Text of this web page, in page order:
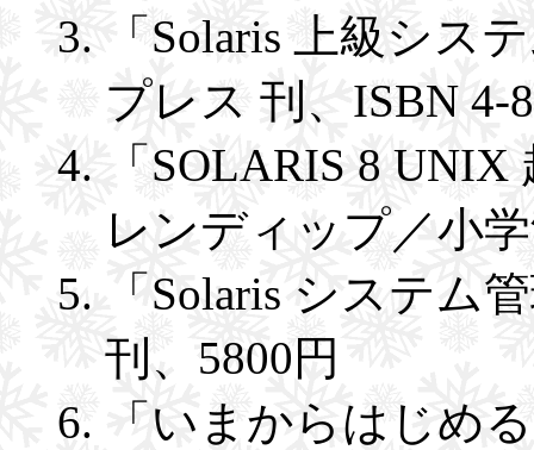
「Solaris 上級シス
プレス 刊、ISBN 4-
「SOLARIS 8
レンディップ／小
「Solaris システム
刊、5800円
「いまからはじめ